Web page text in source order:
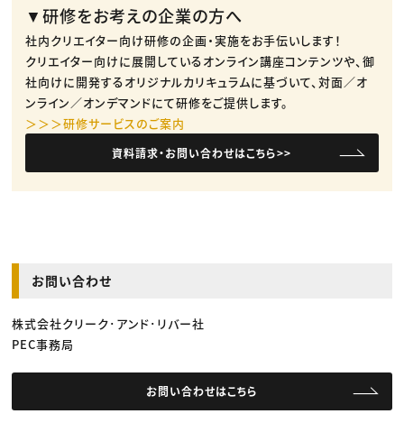
▼研修をお考えの企業の方へ
社内クリエイター向け研修の企画・実施をお手伝いします！
クリエイター向けに展開しているオンライン講座コンテンツや、御
社向けに開発するオリジナルカリキュラムに基づいて、対面／オ
ンライン／オンデマンドにて研修をご提供します。
＞＞＞研修サービスのご案内
資料請求・お問い合わせはこちら>>
お問い合わせ
株式会社クリーク･アンド･リバー社
PEC事務局
お問い合わせはこちら